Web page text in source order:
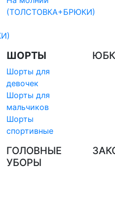
(ТОЛСТОВКА+БРЮКИ)
ШОРТЫ
Шорты для
девочек
Шорты для
мальчиков
Шорты
спортивные
ГОЛОВНЫЕ
УБОРЫ